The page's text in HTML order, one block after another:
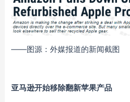
——图源：外媒报道的新闻截图
亚马逊开始移除翻新苹果产品